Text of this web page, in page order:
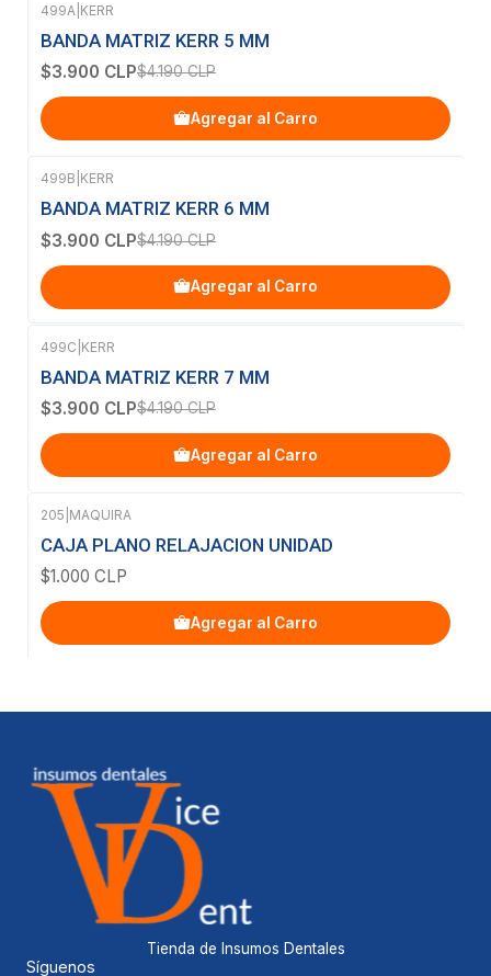
-7% OFF
499A KERR
BANDA MATRIZ KERR 5 MM
$3.900 CLP$4.190 CLP
Agregar al Carro
-7% OFF
499B KERR
BANDA MATRIZ KERR 6 MM
$3.900 CLP$4.190 CLP
Agregar al Carro
-7% OFF
499C KERR
BANDA MATRIZ KERR 7 MM
$3.900 CLP$4.190 CLP
Agregar al Carro
205 MAQUIRA
CAJA PLANO RELAJACION UNIDAD
$1.000 CLP
Agregar al Carro
Tienda de Insumos Dentales
Síguenos